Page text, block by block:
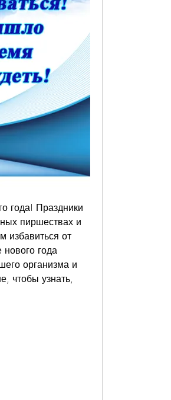
года! Праздники
пиршествах и
избавиться от
года
организма и
чтобы узнать,